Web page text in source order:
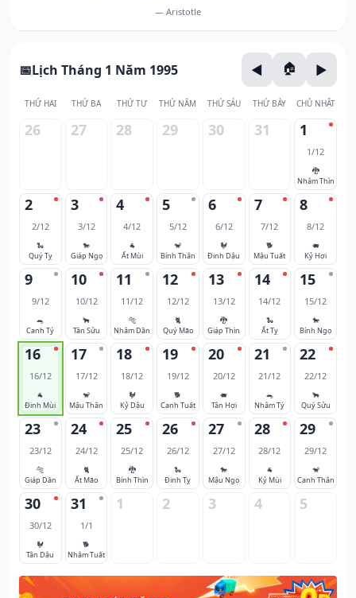
— Aristotle
Lịch Tháng 1 Năm 1995
THỨ HAI THỨ BA THỨ TƯ THỨ NĂM THỨ SÁU THỨ BẢY CHỦ NHẬT
26 27 28 29 30 31 1
1/12
🐉
Nhâm Thìn
2
2/12
🐍
Quý Tỵ
3
3/12
🐎
Giáp Ngọ
4
4/12
🐐
Ất Mùi
5
5/12
🐒
Bính Thân
6
6/12
🐓
Đinh Dậu
7
7/12
🐕
Mậu Tuất
8
8/12
🐖
Kỷ Hợi
9
9/12
🐀
Canh Tý
10
10/12
🐂
Tân Sửu
11
11/12
🐅
Nhâm Dần
12
12/12
🐈
Quý Mão
13
13/12
🐉
Giáp Thìn
14
14/12
🐍
Ất Tỵ
15
15/12
🐎
Bính Ngọ
16
16/12
🐐
Đinh Mùi
17
17/12
🐒
Mậu Thân
18
18/12
🐓
Kỷ Dậu
19
19/12
🐕
Canh Tuất
20
20/12
🐖
Tân Hợi
21
21/12
🐀
Nhâm Tý
22
22/12
🐂
Quý Sửu
23
23/12
🐅
Giáp Dần
24
24/12
🐈
Ất Mão
25
25/12
🐉
Bính Thìn
26
26/12
🐍
Đinh Tỵ
27
27/12
🐎
Mậu Ngọ
28
28/12
🐐
Kỷ Mùi
29
29/12
🐒
Canh Thân
30
30/12
🐓
Tân Dậu
31
1/1
🐕
Nhâm Tuất
1 2 3 4 5